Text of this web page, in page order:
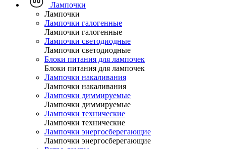
Лампочки
Лампочки
Лампочки галогенные
Лампочки галогенные
Лампочки светодиодные
Лампочки светодиодные
Блоки питания для лампочек
Блоки питания для лампочек
Лампочки накаливания
Лампочки накаливания
Лампочки диммируемые
Лампочки диммируемые
Лампочки технические
Лампочки технические
Лампочки энергосберегающие
Лампочки энергосберегающие